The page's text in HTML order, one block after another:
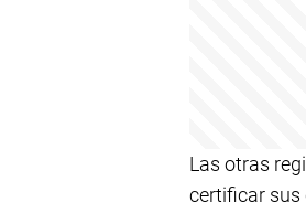
Las otras
certificar sus